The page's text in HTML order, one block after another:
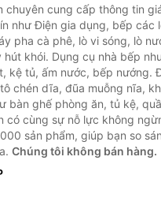
chuyên cung cấp thông tin
như Điện gia dụng, bếp các
pha cà phê, lò vi sóng, lò
hút khói. Dụng cụ nhà bếp
kệ tủ, ấm nước, bếp nướng.
chén dĩa, đũa muỗng nĩa,
bàn ghế phòng ăn, tủ kệ,
có cùng sự nỗ lực không
sản phẩm, giúp bạn so
Chúng tôi không bán hàng.